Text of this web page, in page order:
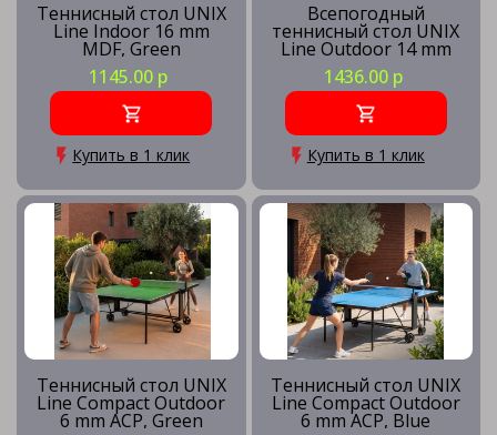
Теннисный стол UNIX
Line Indoor 16 mm
MDF, Green
1145.00 р
Купить в 1 клик
Всепогодный
теннисный стол UNIX
Line Outdoor 14 mm
SMC, Grey
1436.00 р
Купить в 1 клик
Теннисный стол UNIX
Line Compact Outdoor
6 mm ACP, Green
Теннисный стол UNIX
Line Compact Outdoor
6 mm ACP, Blue